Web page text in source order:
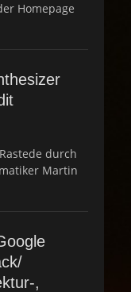
Homepage
durch
Martin
,